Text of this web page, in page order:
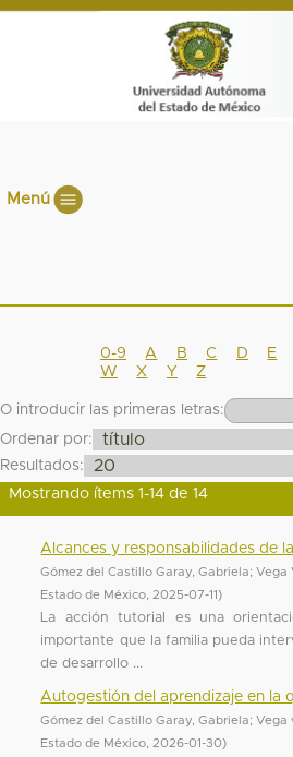
Menú
0-9 A B C D E
W
X Y Z
O introducir las primeras letras:
Ordenar por:
Resultados:
Mostrando ítems 1-14 de 14
Alcances y responsabilidades de
Gómez del Castillo Garay, Gabriela;Vega
Estado de México
2025-07-11)
La acción tutorial es una
importante que la familia pueda
de desarrollo ...
Autogestión del aprendizaje en la
Gómez del Castillo Garay, Gabriela;Vega
Estado de México
2026-01-30)